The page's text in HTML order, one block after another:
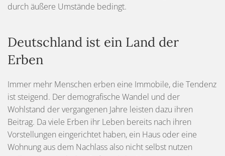
durch äußere Umstände bedingt.
Deutschland ist ein Land der
Erben
Immer mehr Menschen erben eine Immobile, die Tendenz
ist steigend. Der demografische Wandel und der
Wohlstand der vergangenen Jahre leisten dazu ihren
Beitrag. Da viele Erben ihr Leben bereits nach ihren
Vorstellungen eingerichtet haben, ein Haus oder eine
Wohnung aus dem Nachlass also nicht selbst nutzen